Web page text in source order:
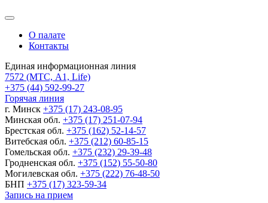
О палате
Контакты
Единая информационная линия
7572 (МТС, A1, Life)
+375 (44) 592-99-27
Горячая линия
г. Минск +375 (17) 243-08-95
Минская обл. +375 (17) 251-07-94
Брестская обл. +375 (162) 52-14-57
Витебская обл. +375 (212) 60-85-15
Гомельская обл. +375 (232) 29-39-48
Гродненская обл. +375 (152) 55-50-80
Могилевская обл. +375 (222) 76-48-50
БНП +375 (17) 323-59-34
Запись на прием